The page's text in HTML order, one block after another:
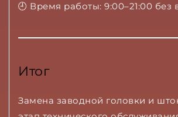
🕘 Время работы: 9:00–21:00 без
Итог
Замена заводной головки и